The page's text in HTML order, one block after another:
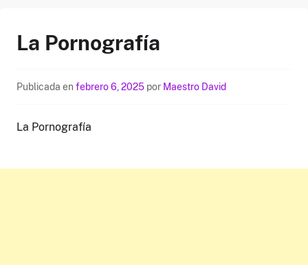
La Pornografía
Publicada en febrero 6, 2025 por Maestro David
La Pornografía